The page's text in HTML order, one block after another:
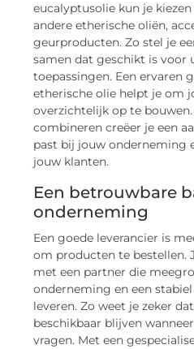
eucalyptusolie kun je
andere etherische oliën,
geurproducten. Zo stel je
samen dat geschikt is voor
toepassingen. Een ervaren
etherische olie helpt je om
overzichtelijk op te
combineren creëer je een
past bij jouw onderneming
jouw klanten.
Een betrouwbare
onderneming
Een goede leverancier is
om producten te bestellen.
met een partner die
onderneming en een
leveren. Zo weet je zeker
beschikbaar blijven
vragen. Met een